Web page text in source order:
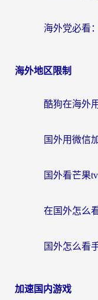
海外地区限制
加速国内游戏